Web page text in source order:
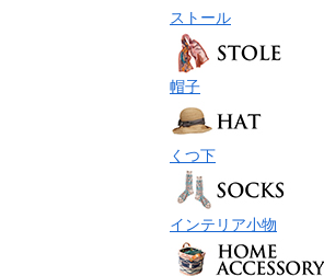
ストール
帽子
くつ下
インテリア小物